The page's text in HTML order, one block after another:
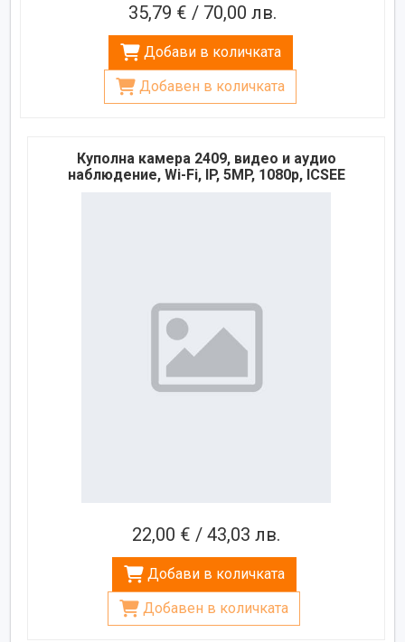
35,79 € / 70,00 лв.
Добави в количката
Добавен в количката
Куполна камера 2409, видео и аудио
наблюдение, Wi-Fi, IP, 5MP, 1080p, ICSEE
22,00 € / 43,03 лв.
Добави в количката
Добавен в количката